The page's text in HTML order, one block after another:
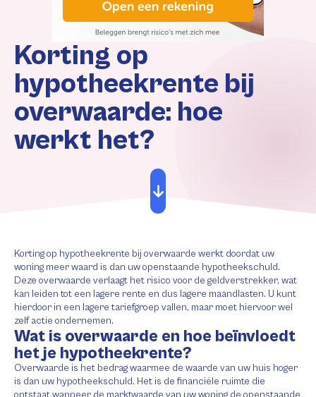
Korting op
hypotheekrente bij
overwaarde: hoe
werkt het?
Korting op hypotheekrente bij overwaarde werkt doordat uw
woning meer waard is dan uw openstaande hypotheekschuld.
Deze overwaarde verlaagt het risico voor de geldverstrekker, wat
kan leiden tot een lagere rente en dus lagere maandlasten. U kunt
hierdoor in een lagere tariefgroep vallen, maar moet hiervoor wel
zelf actie ondernemen.
Wat is overwaarde en hoe beïnvloedt
het je hypotheekrente?
Overwaarde is het bedrag waarmee de waarde van uw huis hoger
is dan uw hypotheekschuld. Het is de financiële ruimte die